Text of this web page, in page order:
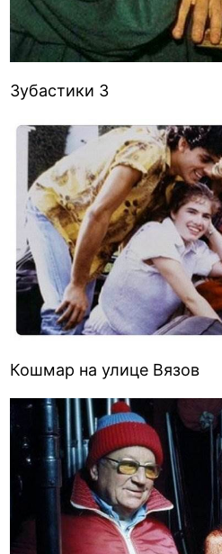
Зубастики 3
Кошмар на улице Вязов